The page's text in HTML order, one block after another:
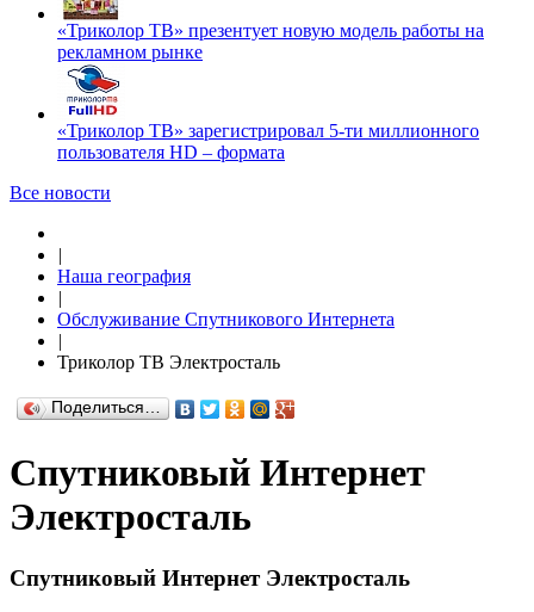
«Триколор ТВ» презентует новую модель работы на
рекламном рынке
«Триколор ТВ» зарегистрировал 5-ти миллионного
пользователя HD – формата
Все новости
|
Наша география
|
Обслуживание Спутникового Интернета
|
Триколор ТВ Электросталь
Поделиться…
Спутниковый Интернет
Электросталь
Спутниковый Интернет Электросталь